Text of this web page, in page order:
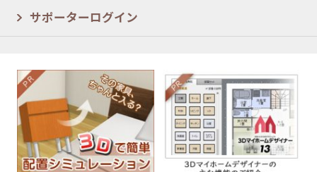
サポーターログイン